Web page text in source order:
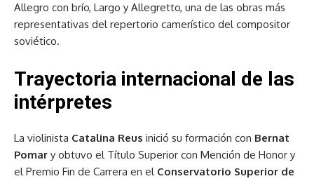
Allegro con brío, Largo y Allegretto, una de las obras más
representativas del repertorio camerístico del compositor
soviético.
Trayectoria internacional de las
intérpretes
La violinista Catalina Reus inició su formación con Bernat
Pomar y obtuvo el Título Superior con Mención de Honor y
el Premio Fin de Carrera en el Conservatorio Superior de